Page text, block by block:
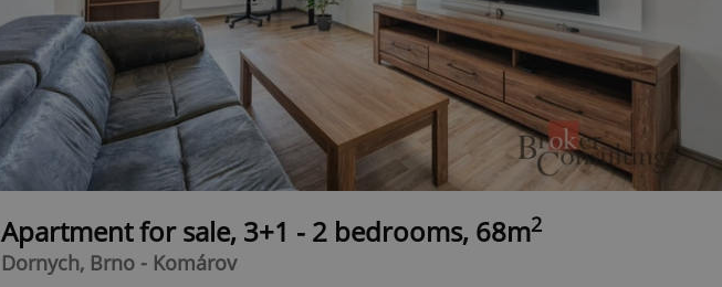
Apartment for sale, 3+1 - 2 bedrooms, 68m2
Dornych, Brno - Komárov